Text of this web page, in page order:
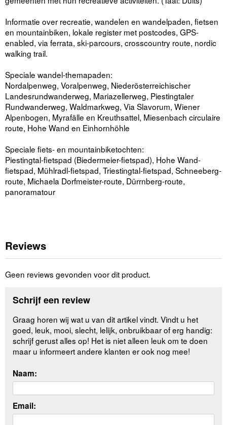
Informatie over recreatie, wandelen en wandelpaden, fietsen
en mountainbiken, lokale register met postcodes, GPS-
enabled, via ferrata, ski-parcours, crosscountry route, nordic
walking trail.
Speciale wandel-themapaden:
Nordalpenweg, Voralpenweg, Niederösterreichischer
Landesrundwanderweg, Mariazellerweg, Piestingtaler
Rundwanderweg, Waldmarkweg, Via Slavorum, Wiener
Alpenbogen, Myrafälle en Kreuthsattel, Miesenbach circulaire
route, Hohe Wand en Einhornhöhle
Speciale fiets- en mountainbiketochten:
Piestingtal-fietspad (Biedermeier-fietspad), Hohe Wand-
fietspad, Mühlradl-fietspad, Triestingtal-fietspad, Schneeberg-
route, Michaela Dorfmeister-route, Dürrnberg-route,
panoramatour
Reviews
Geen reviews gevonden voor dit product.
Schrijf een review
Graag horen wij wat u van dit artikel vindt. Vindt u het
goed, leuk, mooi, slecht, lelijk, onbruikbaar of erg handig:
schrijf gerust alles op! Het is niet alleen leuk om te doen
maar u informeert andere klanten er ook nog mee!
Naam:
Email: